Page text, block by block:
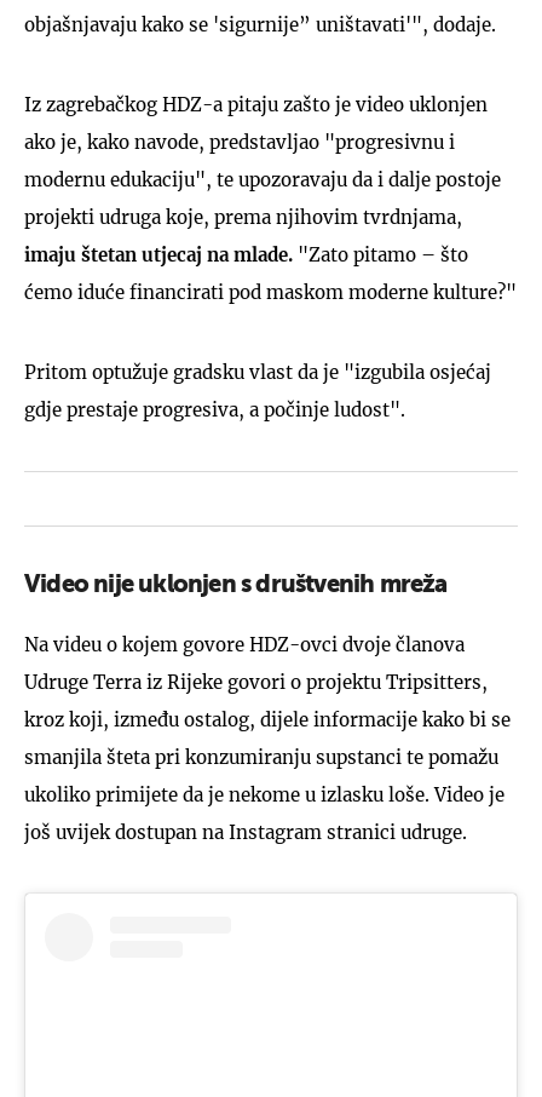
objašnjavaju kako se 'sigurnije” uništavati'", dodaje.
Iz zagrebačkog HDZ-a pitaju zašto je video uklonjen
ako je, kako navode, predstavljao "progresivnu i
modernu edukaciju", te upozoravaju da i dalje postoje
projekti udruga koje, prema njihovim tvrdnjama,
imaju štetan utjecaj na mlade. "Zato pitamo – što
ćemo iduće financirati pod maskom moderne kulture?"
Pritom optužuje gradsku vlast da je "izgubila osjećaj
gdje prestaje progresiva, a počinje ludost".
Video nije uklonjen s društvenih mreža
Na videu o kojem govore HDZ-ovci dvoje članova
Udruge Terra iz Rijeke govori o projektu Tripsitters,
kroz koji, između ostalog, dijele informacije kako bi se
smanjila šteta pri konzumiranju supstanci te pomažu
ukoliko primijete da je nekome u izlasku loše. Video je
još uvijek dostupan na Instagram stranici udruge.